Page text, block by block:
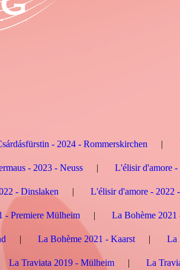
- 2024 - Rommerskirchen
- 2023 - Neuss L'élisir d'amore -
- Dinslaken L'élisir d'amore - 2022
- Premiere Mülheim La Bohème 2021
La Bohème 2021 - Kaarst La
La Traviata 2019 - Mülheim La